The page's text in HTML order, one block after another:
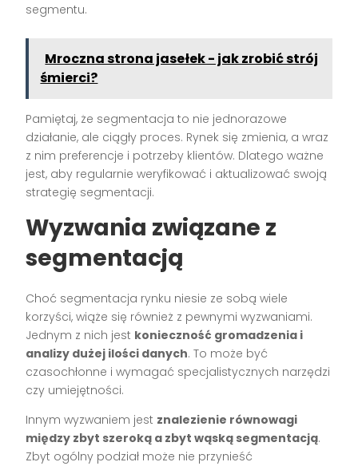
segmentu.
Mroczna strona jasełek - jak zrobić strój
śmierci?
Pamiętaj, że segmentacja to nie jednorazowe
działanie, ale ciągły proces. Rynek się zmienia, a wraz
z nim preferencje i potrzeby klientów. Dlatego ważne
jest, aby regularnie weryfikować i aktualizować swoją
strategię segmentacji.
Wyzwania związane z
segmentacją
Choć segmentacja rynku niesie ze sobą wiele
korzyści, wiąże się również z pewnymi wyzwaniami.
Jednym z nich jest konieczność gromadzenia i
analizy dużej ilości danych. To może być
czasochłonne i wymagać specjalistycznych narzędzi
czy umiejętności.
Innym wyzwaniem jest znalezienie równowagi
między zbyt szeroką a zbyt wąską segmentacją.
Zbyt ogólny podział może nie przynieść